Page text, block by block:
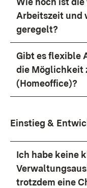
Arbeitszeit und
geregelt?
Gibt es flexible
die Möglichkeit
(Homeoffice)?
Einstieg &
Ich habe keine
trotzdem eine